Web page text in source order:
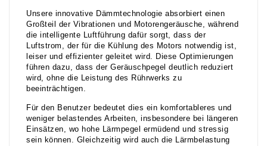
Unsere innovative Dämmtechnologie absorbiert einen
Großteil der Vibrationen und Motorengeräusche, während
die intelligente Luftführung dafür sorgt, dass der
Luftstrom, der für die Kühlung des Motors notwendig ist,
leiser und effizienter geleitet wird. Diese Optimierungen
führen dazu, dass der Geräuschpegel deutlich reduziert
wird, ohne die Leistung des Rührwerks zu
beeinträchtigen.
Für den Benutzer bedeutet dies ein komfortableres und
weniger belastendes Arbeiten, insbesondere bei längeren
Einsätzen, wo hohe Lärmpegel ermüdend und stressig
sein können. Gleichzeitig wird auch die Lärmbelastung